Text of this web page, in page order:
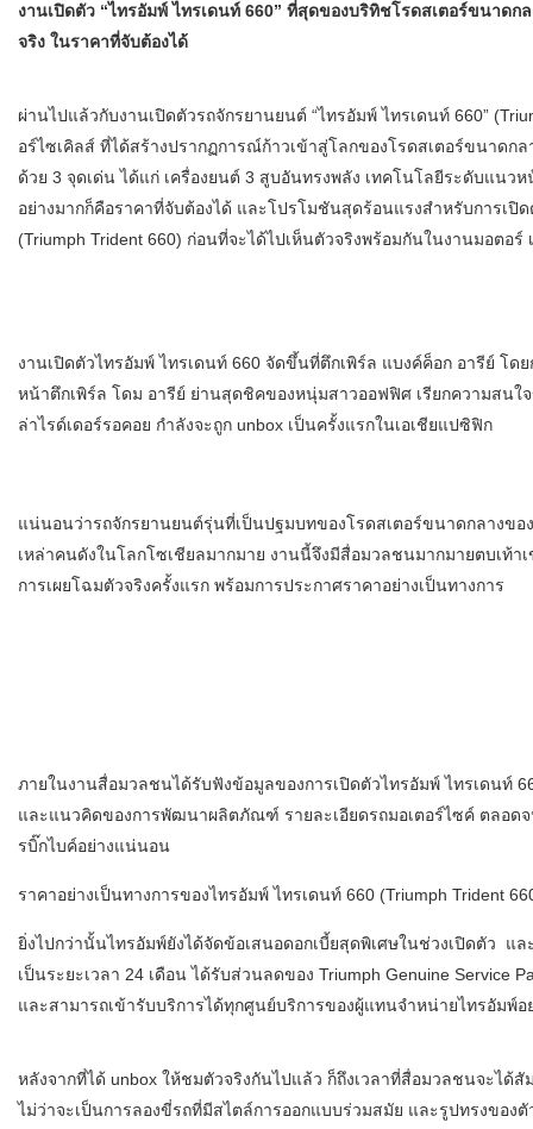
งานเปิดตัว “ไทรอัมพ์ ไทรเดนท์ 660” ที่สุดของบริทิชโรดสเตอร์ขนาดก
จริง ในราคาที่จับต้องได้
ผ่านไปแล้วกับงานเปิดตัวรถจักรยานยนต์ “ไทรอัมพ์ ไทรเดนท์ 660”
อร์ไซเคิลส์ ที่ได้สร้างปรากฏการณ์ก้าวเข้าสู่โลกของโรดสเตอร์ขนาด
ด้วย 3 จุดเด่น ได้แก่ เครื่องยนต์ 3 สูบอันทรงพลัง เทคโนโลยีระดับแนว
อย่างมากก็คือราคาที่จับต้องได้ และโปรโมชันสุดร้อนแรงสำหรับการเ
(Triumph Trident 660) ก่อนที่จะได้ไปเห็นตัวจริงพร้อมกันในงานมอตอร์
งานเปิดตัวไทรอัมพ์ ไทรเดนท์ 660 จัดขึ้นที่ตึกเพิร์ล แบงค์ค็อก อารีย์ โด
หน้าตึกเพิร์ล โดม อารีย์ ย่านสุดชิคของหนุ่มสาวออฟฟิศ เรียกความสน
ล่าไรด์เดอร์รอคอย กำลังจะถูก unbox เป็นครั้งแรกในเอเชียแปซิฟิก
แน่นอนว่ารถจักรยานยนต์รุ่นที่เป็นปฐมบทของโรดสเตอร์ขนาดกลางข
เหล่าคนดังในโลกโซเชียลมากมาย งานนี้จึงมีสื่อมวลชนมากมายตบเท้า
การเผยโฉมตัวจริงครั้งแรก พร้อมการประกาศราคาอย่างเป็นทางการ
ภายในงานสื่อมวลชนได้รับฟังข้อมูลของการเปิดตัวไทรอัมพ์ ไทรเดนท์
และแนวคิดของการพัฒนาผลิตภัณฑ์ รายละเอียดรถมอเตอร์ไซค์ ตลอด
รบิ๊กไบค์อย่างแน่นอน
ราคาอย่างเป็นทางการของไทรอัมพ์ ไทรเดนท์ 660 (Triumph Trident
ยิ่งไปกว่านั้นไทรอัมพ์ยังได้จัดข้อเสนอดอกเบี้ยสุดพิเศษในช่วงเปิดตัว แ
เป็นระยะเวลา 24 เดือน ได้รับส่วนลดของ Triumph Genuine
และสามารถเข้ารับบริการได้ทุกศูนย์บริการของผู้แทนจำหน่ายไทรอัมพ์
หลังจากที่ได้ unbox ให้ชมตัวจริงกันไปแล้ว ก็ถึงเวลาที่สื่อมวลชนจะได้
ไม่ว่าจะเป็นการลองขี่รถที่มีสไตล์การออกแบบร่วมสมัย และรูปทรงขอ